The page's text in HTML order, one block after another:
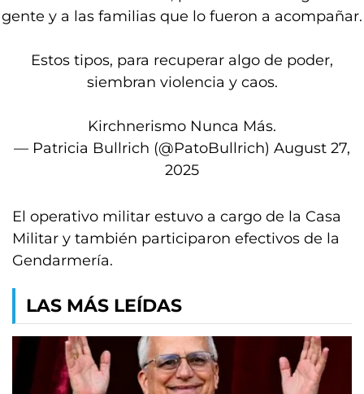
gente y a las familias que lo fueron a acompañar.
Estos tipos, para recuperar algo de poder,
siembran violencia y caos.
Kirchnerismo Nunca Más.
— Patricia Bullrich (@PatoBullrich) August 27,
2025
El operativo militar estuvo a cargo de la Casa
Militar y también participaron efectivos de la
Gendarmería.
LAS MÁS LEÍDAS